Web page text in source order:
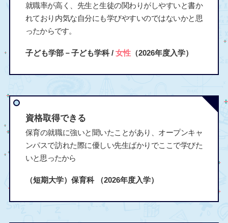
就職率が高く、先生と生徒の関わりがしやすいと書か
れており内気な自分にも学びやすいのではないかと思
ったからです。
子ども学部－子ども学科 / 女性（2026年度入学）
資格取得できる
保育の就職に強いと聞いたことがあり、オープンキャ
ンパスで訪れた際に優しい先生ばかりでここで学びた
いと思ったから
（短期大学）保育科 （2026年度入学）